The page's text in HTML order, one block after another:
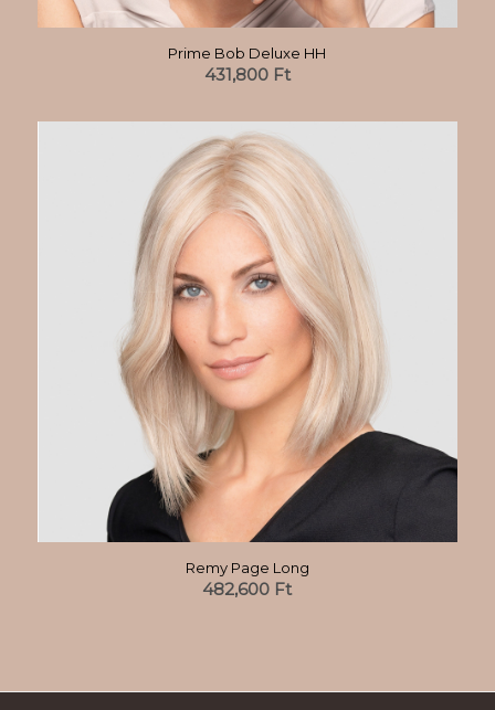
Prime Bob Deluxe HH
431,800 Ft
Remy Page Long
482,600 Ft